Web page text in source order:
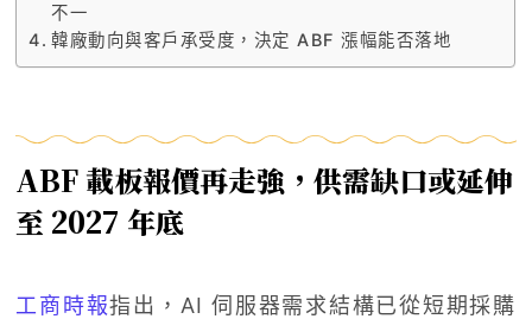
不一
韓廠動向與客戶承受度，決定 ABF 漲幅能否落地
ABF 載板報價再走強，供需缺口或延伸
至 2027 年底
工商時報指出，AI 伺服器需求結構已從短期採購